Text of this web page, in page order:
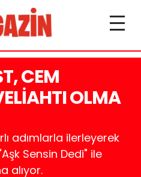
CEM
OLMA
adımlarla ilerleyerek
Sensin Dedi" ile
alıyor.